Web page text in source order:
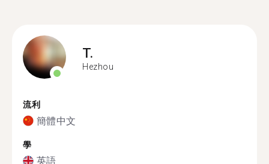
T.
Hezhou
流利
簡體中文
學
英語